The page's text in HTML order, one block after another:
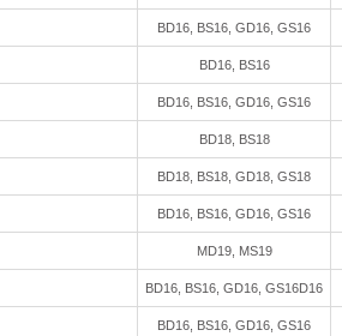
BD16, BS16, GD16, GS16
BD16, BS16
BD16, BS16, GD16, GS16
BD18, BS18
BD18, BS18, GD18, GS18
BD16, BS16, GD16, GS16
MD19, MS19
BD16, BS16, GD16, GS16D16
BD16, BS16, GD16, GS16